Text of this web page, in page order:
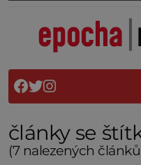
články se
(7 nalezených